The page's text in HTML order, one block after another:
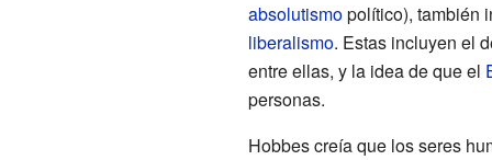
absolutismopolítico), también
liberalismo. Estas incluyen el
entre ellas, y la idea de que el
personas.
Hobbes creía que los seres